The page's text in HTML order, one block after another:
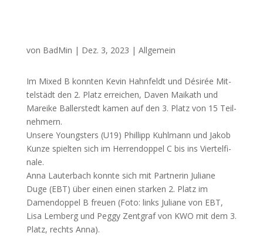
von BadMin | Dez. 3, 2023 | Allgemein
Im Mixed B konn­ten Kevin Hahn­feldt und Dési­rée Mit­
tel­städt den 2. Platz errei­chen, Daven Mai­kath und
Marei­ke Bal­ler­stedt kamen auf den 3. Platz von 15 Teil­
neh­mern.
Unse­re Youngs­ters (U19) Phil­lipp Kuhl­mann und Jakob
Kun­ze spiel­ten sich im Her­ren­dop­pel C bis ins Vier­tel­fi­
na­le.
Anna Lau­ter­bach konn­te sich mit Part­ne­rin Julia­ne
Duge (EBT) über einen einen star­ken 2. Platz im
Damen­dop­pel B freu­en (Foto: links Julia­ne von EBT,
Lisa Lem­berg und Peg­gy Zent­graf von KWO mit dem 3.
Platz, rechts Anna).